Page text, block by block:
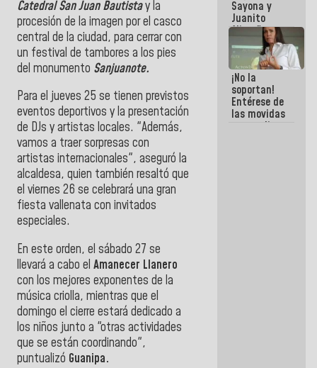
Catedral San Juan Bautistay la
procesión de la imagen por el casco
central de la ciudad, para cerrar con
un festival de tambores a los pies
del monumento Sanjuanote.
Para el jueves 25 se tienen previstos
eventos deportivos y la presentación
de DJs y artistas locales. "Además,
vamos a traer sorpresas con
artistas internacionales", aseguró la
alcaldesa, quien también resaltó que
el viernes 26 se celebrará una gran
fiesta vallenata con invitados
especiales.
En este orden, el sábado 27 se
llevará a cabo el Amanecer Llanero
con los mejores exponentes de la
música criolla, mientras que el
domingo el cierre estará dedicado a
los niños junto a "otras actividades
que se están coordinando",
puntualizó Guanipa.
caos
Sayona y
Juanito
Alimaña son
harina del
mismo
costal
¡No la
soportan!
Entérese de
las movidas
que realizan